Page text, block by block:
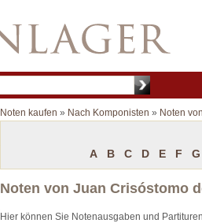
Noten kaufen » Nach Komponisten » Noten
A
B C D E F G
Noten von Juan Crisóstomo
Hier können Sie Notenausgaben und